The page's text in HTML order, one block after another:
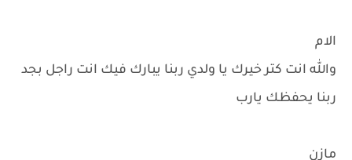
الام
والله انت كتر خيرك يا ولدي ربنا يبارك فيك انت راجل بجد
ربنا يحفظك يارب
مازن